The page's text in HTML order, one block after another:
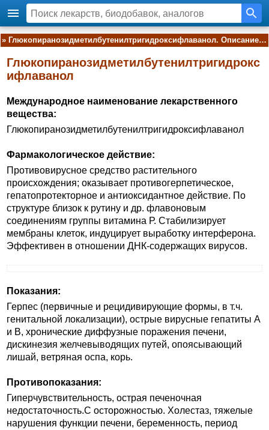
» Глюкопиранозидметилбутенилтригидроксифлаванол. Описание действующего вещества:
Глюкопиранозидметилбутенилтригидрокс
ифлаванол
Международное наименование лекарственного
вещества:
Глюкопиранозидметилбутенилтригидроксифлаванол
Фармакологическое действие:
Противовирусное средство растительного
происхождения; оказывает противогерпетическое,
гепатопротекторное и антиоксидантное действие. По
структуре близок к рутину и др. флавоновым
соединениям группы витамина Р. Стабилизирует
мембраны клеток, индуцирует выработку интерферона.
Эффективен в отношении ДНК-содержащих вирусов.
Показания:
Герпес (первичные и рецидивирующие формы, в т.ч.
генитальной локализации), острые вирусные гепатиты А
и В, хронические диффузные поражения печени,
дискинезия желчевыводящих путей, опоясывающий
лишай, ветряная оспа, корь.
Противопоказания:
Гиперчувствительность, острая печеночная
недостаточность.C осторожностью. Холестаз, тяжелые
нарушения функции печени, беременность, период